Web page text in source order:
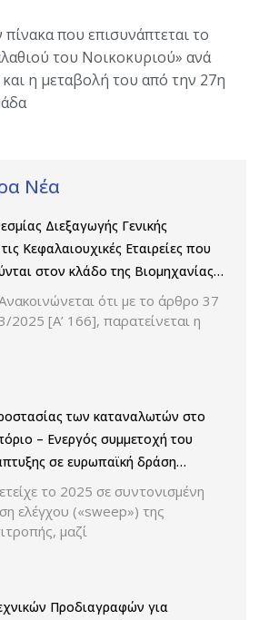
πίνακα που επισυνάπτεται το
του Νοικοκυριού» ανά
και η μεταβολή του από την 27η
Νέα
Διεξαγωγής Γενικής
Κεφαλαιουχικές Εταιρείες που
στον κλάδο της Βιομηχανίας
Φαρμάκωνότι με το άρθρο 37
2025 [Α’ 166], παρατείνεται η
των καταναλωτών στο
– Ενεργός συμμετοχή του
σε ευρωπαϊκή δράση
των τιμών και των
το 2025 σε συντονισμένη
ελέγχου («sweep») της
μαζί
Προδιαγραφών για